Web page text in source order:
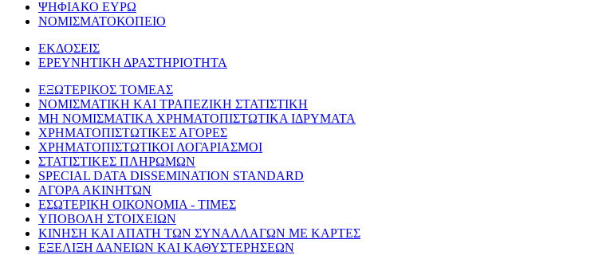
ΨΗΦΙΑΚΟ ΕΥΡΩ
ΝΟΜΙΣΜΑΤΟΚΟΠΕΙΟ
ΕΚΔΟΣΕΙΣ
ΕΡΕΥΝΗΤΙΚΗ ΔΡΑΣΤΗΡΙΟΤΗΤΑ
ΕΞΩΤΕΡΙΚΟΣ ΤΟΜΕΑΣ
ΝΟΜΙΣΜΑΤΙΚΗ ΚΑΙ ΤΡΑΠΕΖΙΚΗ ΣΤΑΤΙΣΤΙΚΗ
ΜΗ ΝΟΜΙΣΜΑΤΙΚΑ ΧΡΗΜΑΤΟΠΙΣΤΩΤΙΚΑ ΙΔΡΥΜΑΤΑ
ΧΡΗΜΑΤΟΠΙΣΤΩΤΙΚΕΣ ΑΓΟΡΕΣ
ΧΡΗΜΑΤΟΠΙΣΤΩΤΙΚΟΙ ΛΟΓΑΡΙΑΣΜΟΙ
ΣΤΑΤΙΣΤΙΚΕΣ ΠΛΗΡΩΜΩΝ
SPECIAL DATA DISSEMINATION STANDARD
ΑΓΟΡΑ ΑΚΙΝΗΤΩΝ
ΕΣΩΤΕΡΙΚΗ ΟΙΚΟΝΟΜΙΑ - ΤΙΜΕΣ
ΥΠΟΒΟΛΗ ΣΤΟΙΧΕΙΩΝ
ΚΙΝΗΣΗ ΚΑΙ ΑΠΑΤΗ ΤΩΝ ΣΥΝΑΛΛΑΓΩΝ ΜΕ ΚΑΡΤΕΣ
ΕΞΕΛΙΞΗ ΔΑΝΕΙΩΝ ΚΑΙ ΚΑΘΥΣΤΕΡΗΣΕΩΝ